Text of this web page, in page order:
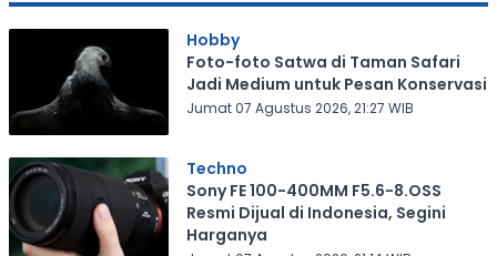
Hobby
Foto-foto Satwa di Taman Safari
Jadi Medium untuk Pesan Konservasi
Jumat 07 Agustus 2026, 21:27 WIB
Techno
Sony FE 100-400MM F5.6-8.OSS
Resmi Dijual di Indonesia, Segini
Harganya